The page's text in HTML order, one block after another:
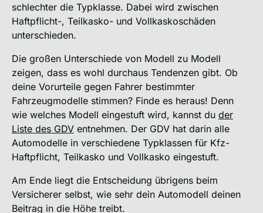
schlechter die Typklasse. Dabei wird zwischen
Haftpflicht-, Teilkasko- und Vollkaskoschäden
unterschieden.
Die großen Unterschiede von Modell zu Modell
zeigen, dass es wohl durchaus Tendenzen gibt. Ob
deine Vorurteile gegen Fahrer bestimmter
Fahrzeugmodelle stimmen? Finde es heraus! Denn
wie welches Modell eingestuft wird, kannst du der
Liste des GDV entnehmen. Der GDV hat darin alle
Automodelle in verschiedene Typklassen für Kfz-
Haftpflicht, Teilkasko und Vollkasko eingestuft.
Am Ende liegt die Entscheidung übrigens beim
Versicherer selbst, wie sehr dein Automodell deinen
Beitrag in die Höhe treibt.